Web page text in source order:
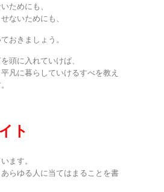
ためにも、
ないためにも、
おきましょう。
頭に入れていけば、
凡に暮らしていけるすべを教え
ト
ます。
らゆる人に当てはまることを書